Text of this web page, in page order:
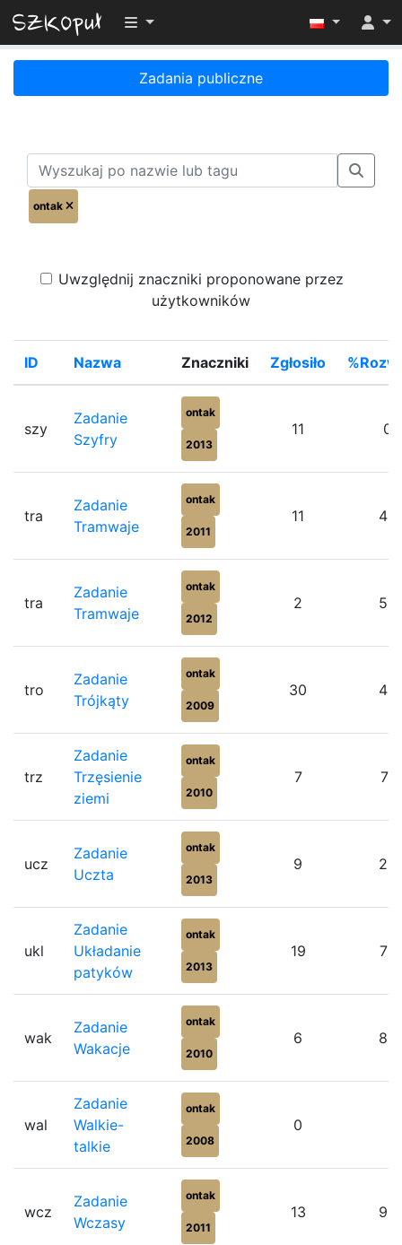
Przełącz widoczność menu
Zadania publiczne
ontak
Uwzględnij znaczniki proponowane przez
użytkowników
ID Nazwa Znaczniki Zgłosiło
szy
Zadanie
Szyfry
ontak
2013
11
tra
Zadanie
Tramwaje
ontak
2011
11
tra
Zadanie
Tramwaje
ontak
2012
2
tro
Zadanie
Trójkąty
ontak
2009
30
trz
Zadanie
Trzęsienie
ziemi
ontak
2010
7
ucz
Zadanie
Uczta
ontak
2013
9
ukl
Zadanie
Układanie
patyków
ontak
2013
19
wak
Zadanie
Wakacje
ontak
2010
6
wal
Zadanie
Walkie-
talkie
ontak
2008
0
wcz
Zadanie
Wczasy
ontak
2011
13